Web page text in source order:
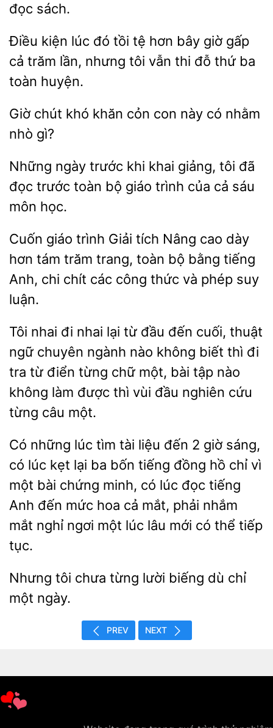
đọc sách.
Điều kiện lúc đó tồi tệ hơn
gấp
cả trăm lần,
tôi vẫn thi đỗ thứ ba
toàn huyện.
Giờ chút khó cỏn
này có nhằm
nhò
ngày khi
giảng, tôi đã
đọc trước toàn bộ giáo trình của cả sáu
môn học.
Cuốn giáo
Giải tích Nâng cao
tám trăm trang, toàn bộ bằng tiếng
Anh, chi chít các công thức và phép suy
luận.
Tôi nhai đi nhai lại từ
đến cuối, thuật
ngữ chuyên ngành nào
biết thì đi
tra từ điển từng chữ một,
tập nào
không làm được thì vùi đầu nghiên cứu
từng câu một.
Có những lúc tìm tài liệu đến 2 giờ sáng,
có lúc kẹt lại ba bốn tiếng đồng hồ chỉ vì
một bài chứng minh, có lúc đọc tiếng
Anh đến mức hoa cả
phải nhắm
mắt
ngơi một lúc lâu mới có thể
tục.
Nhưng chưa từng lười
dù chỉ
một
PREV NEXT